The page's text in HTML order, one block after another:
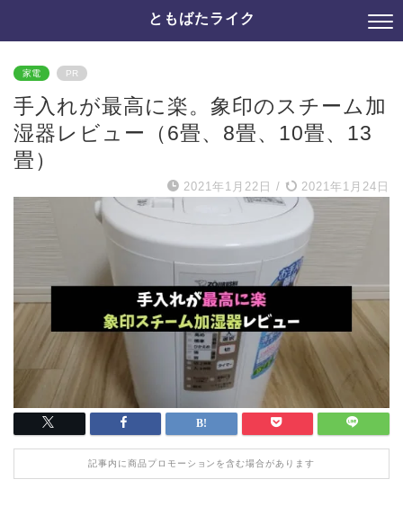
ともばたライク
家電 PR
手入れが最高に楽。象印のスチーム加
湿器レビュー（6畳、8畳、10畳、13
畳）
2021年1月22日 / 2021年1月24日
記事内に商品プロモーションを含む場合があります